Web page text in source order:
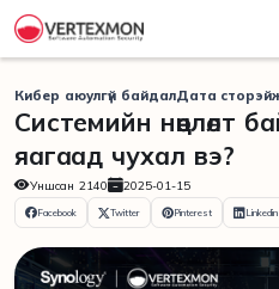
Кибер аюулгүй байдалДата
Системийн нөөцлөлт
яагаад чухал вэ?
Уншсан 2140 2025-01-15
Facebook Twitter Pinterest Linkedin